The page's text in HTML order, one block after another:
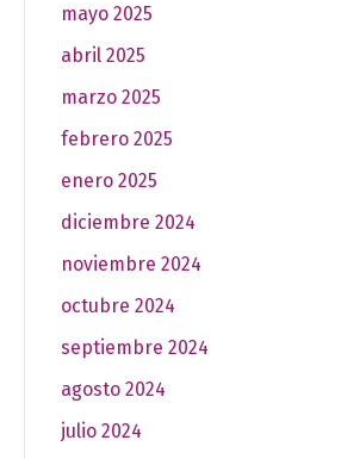
mayo 2025
abril 2025
marzo 2025
febrero 2025
enero 2025
diciembre 2024
noviembre 2024
octubre 2024
septiembre 2024
agosto 2024
julio 2024